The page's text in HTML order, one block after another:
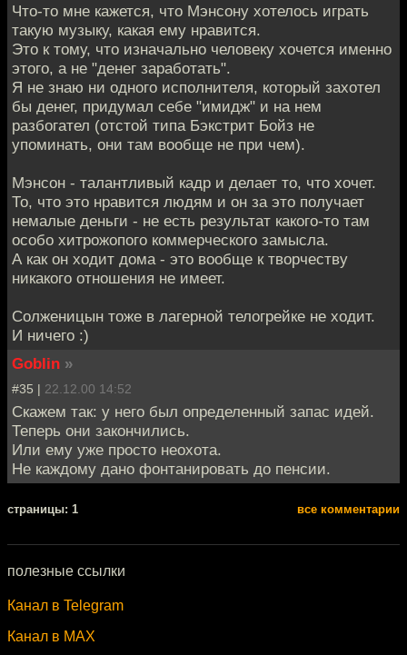
Что-то мне кажется, что Мэнсону хотелось играть
такую музыку, какая ему нравится.
Это к тому, что изначально человеку хочется именно
этого, а не "денег заработать".
Я не знаю ни одного исполнителя, который захотел
бы денег, придумал себе "имидж" и на нем
разбогател (отстой типа Бэкстрит Бойз не
упоминать, они там вообще не при чем).
Мэнсон - талантливый кадр и делает то, что хочет.
То, что это нравится людям и он за это получает
немалые деньги - не есть результат какого-то там
особо хитрожопого коммерческого замысла.
А как он ходит дома - это вообще к творчеству
никакого отношения не имеет.
Солженицын тоже в лагерной телогрейке не ходит.
И ничего :)
Goblin »
#35 | 22.12.00 14:52
Скажем так: у него был определенный запас идей.
Теперь они закончились.
Или ему уже просто неохота.
Не каждому дано фонтанировать до пенсии.
cтраницы: 1 все комментарии
полезные ссылки
Канал в Telegram
Канал в MAX